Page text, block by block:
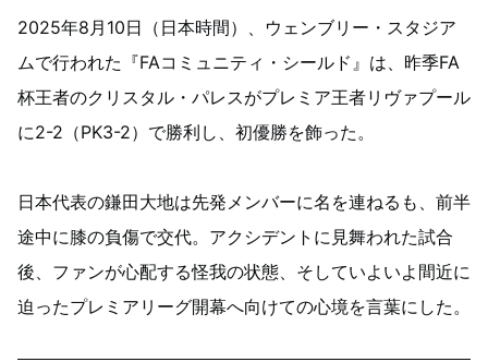
2025年8月10日（日本時間）、ウェンブリー・スタジア
ムで行われた『FAコミュニティ・シールド』は、昨季FA
杯王者のクリスタル・パレスがプレミア王者リヴァプール
に2-2（PK3-2）で勝利し、初優勝を飾った。
日本代表の鎌田大地は先発メンバーに名を連ねるも、前半
途中に膝の負傷で交代。アクシデントに見舞われた試合
後、ファンが心配する怪我の状態、そしていよいよ間近に
迫ったプレミアリーグ開幕へ向けての心境を言葉にした。